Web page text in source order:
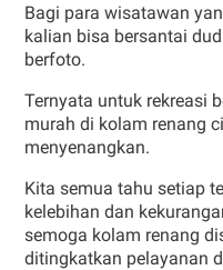
Bagi para wisatawan
kalian bisa bersantai
berfoto.
Ternyata untuk rekreasi
murah di kolam renang
menyenangkan.
Kita semua tahu setiap
kelebihan dan
semoga kolam renang
ditingkatkan pelayanan